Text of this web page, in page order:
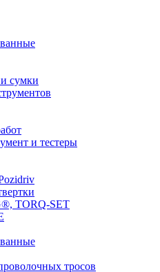
сумки
и тестеры
TORQ-SET
тросов